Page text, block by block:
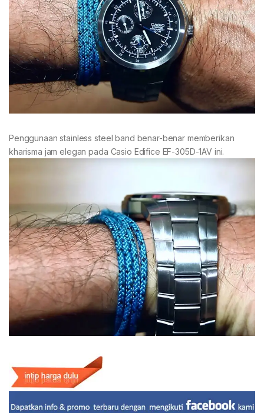
Penggunaan stainless steel band benar-benar memberikan
kharisma jam elegan pada Casio Edifice EF-305D-1AV ini.